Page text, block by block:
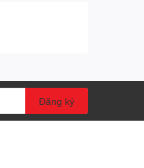
Đăng ký